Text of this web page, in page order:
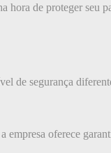
hora de proteger seu
de segurança
empresa oferece